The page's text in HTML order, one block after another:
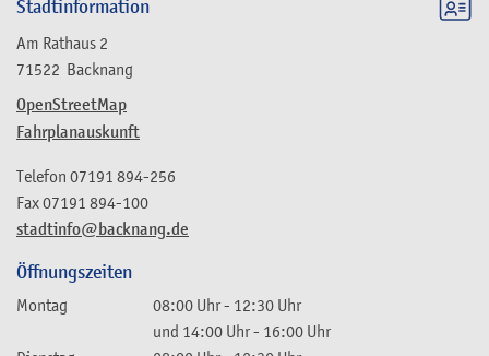
Stadtinformation
Am Rathaus 2
71522 Backnang
OpenStreetMap
Fahrplanauskunft
stadtinfo@backnang.de
Telefon 07191 894-256
Fax07191 894-100
Öffnungszeiten
Montag 08:00 Uhr- 12:30 Uhr
und 14:00 Uhr- 16:00 Uhr